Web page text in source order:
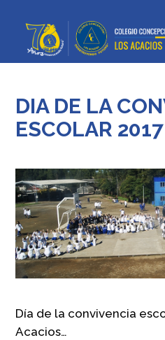
DIA DE LA
ESCOLAR 2017
Día de la convivencia
Acacios…